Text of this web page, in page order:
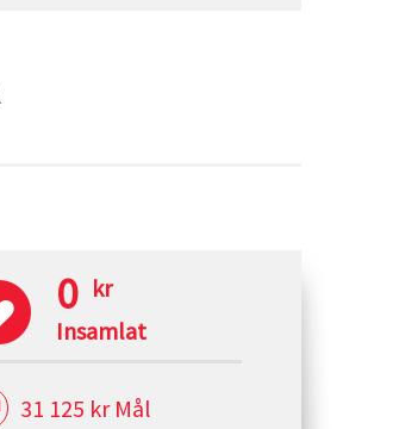
0 kr
Insamlat
31 125 kr Mål